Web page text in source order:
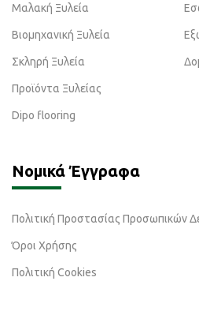
Μαλακή Ξυλεία
Βιομηχανική Ξυλεία
Σκληρή Ξυλεία
Προϊόντα Ξυλείας
Dipo flooring
Νομικά Έγγραφα
Πολιτική Προστασίας Προσωπικών
Όροι Χρήσης
Πολιτική Cookies